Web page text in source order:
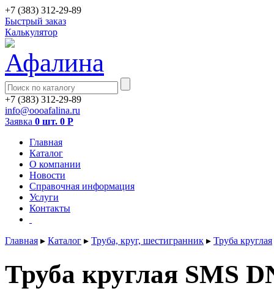
+7 (383) 312-29-89
Быстрый заказ
Калькулятор
+7 (383) 312-29-89
info@oooafalina.ru
Заявка 0 шт. 0 Р
Главная
Каталог
О компании
Новости
Справочная информация
Услуги
Контакты
Главная ▸ Каталог ▸ Труба, круг, шестигранник ▸ Труба круглая
Труба круглая SMS